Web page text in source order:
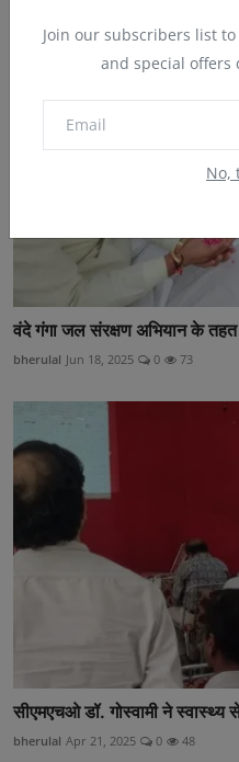
Join our subscribers list
and special
No,
वंदे गंगा जल संरक्षण अभियान के
bherulal Jun 18, 2025 0 73
सीएमएचओ डॉ. गोस्वामी ने
bherulal Apr 21, 2025 0 48